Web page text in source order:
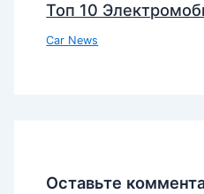
Топ 10
Car News
Оставьте